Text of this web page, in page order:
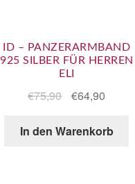
ID – PANZERARMBAND
925 SILBER FÜR HERREN
ELI
€75,90 €64,90
In den Warenkorb